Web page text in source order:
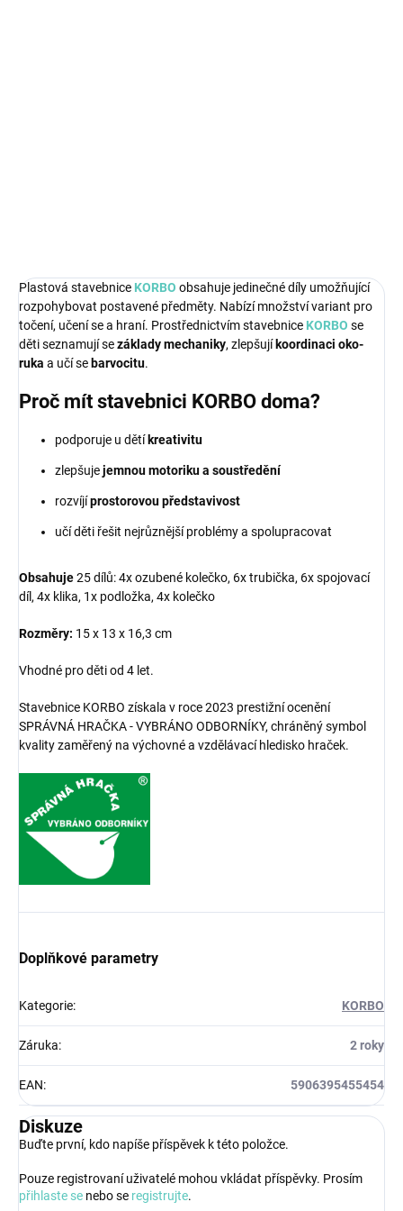
Plastová stavebnice KORBO obsahuje jedinečné díly umožňující
rozpohybovat postavené předměty. Nabízí množství variant pro
točení, učení se a hraní. Prostřednictvím stavebnice KORBO se
děti seznamují sezáklady mechaniky, zlepšují koordinaci oko-
ruka a učí se barvocitu.
Proč mít stavebnici KORBO doma?
podporuje u dětí kreativitu
zlepšujejemnou motoriku a soustředění
rozvíjíprostorovou představivost
učí děti řešit nejrůznější problémy a spolupracovat
Obsahuje25 dílů: 4x ozubené kolečko, 6x trubička, 6x spojovací
díl, 4x klika, 1x podložka, 4x kolečko
Rozměry: 15 x 13 x 16,3 cm
Vhodné pro děti od 4 let.
Stavebnice KORBO získala v roce 2023 prestižní ocenění
SPRÁVNÁ HRAČKA - VYBRÁNO ODBORNÍKY, chráněný symbol
kvality zaměřený na výchovné a vzdělávací hledisko hraček.
Doplňkové parametry
Kategorie: KORBO
Záruka: 2 roky
EAN: 5906395455454
Diskuze
Buďte první, kdo napíše příspěvek k této položce.
Pouze registrovaní uživatelé mohou vkládat příspěvky. Prosím
přihlaste se nebo se registrujte.